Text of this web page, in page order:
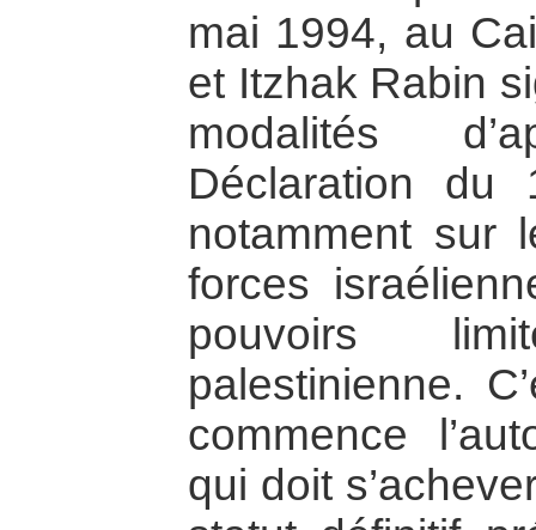
mai 1994, au
et Itzhak Rabin
modalités
Déclaration du
notamment sur
forces
pouvoirs
palestinienne.
commence
qui doit